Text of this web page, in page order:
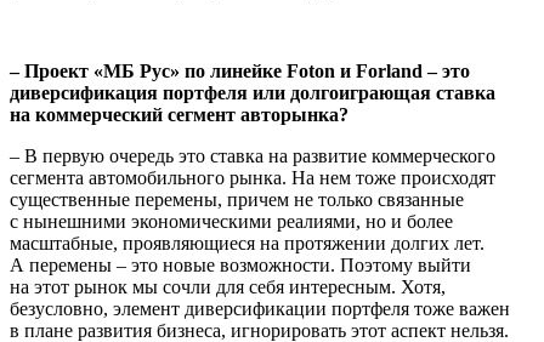
– Проект «МБ Рус» по линейке Foton и Forland – это
диверсификация портфеля или долгоиграющая ставка
на коммерческий сегмент авторынка?
– В первую очередь это ставка на развитие коммерческого
сегмента автомобильного рынка. На нем тоже происходят
существенные перемены, причем не только связанные
с нынешними экономическими реалиями, но и более
масштабные, проявляющиеся на протяжении долгих лет.
А перемены – это новые возможности. Поэтому выйти
на этот рынок мы сочли для себя интересным. Хотя,
безусловно, элемент диверсификации портфеля тоже важен
в плане развития бизнеса, игнорировать этот аспект нельзя.